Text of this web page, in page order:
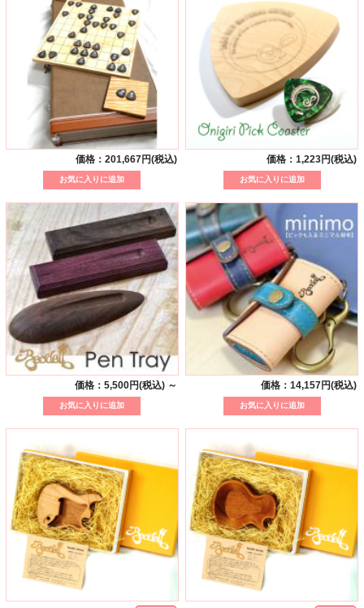
価格：201,667円(税込) 価格：1,223円(税込)
価格：5,500円(税込) ～ 価格：14,157円(税込)